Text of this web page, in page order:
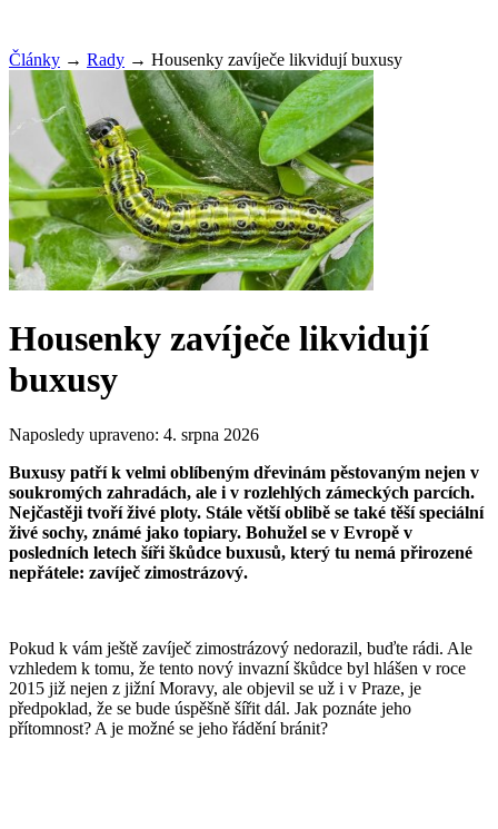
Články → Rady → Housenky zavíječe likvidují buxusy
Housenky zavíječe likvidují
buxusy
Naposledy upraveno: 4. srpna 2026
Buxusy patří k velmi oblíbeným dřevinám pěstovaným nejen v
soukromých zahradách, ale i v rozlehlých zámeckých parcích.
Nejčastěji tvoří živé ploty. Stále větší oblibě se také těší speciální
živé sochy, známé jako topiary. Bohužel se v Evropě v
posledních letech šíři škůdce buxusů, který tu nemá přirozené
nepřátele: zavíječ zimostrázový.
Pokud k vám ještě zavíječ zimostrázový nedorazil, buďte rádi. Ale
vzhledem k tomu, že tento nový invazní škůdce byl hlášen v roce
2015 již nejen z jižní Moravy, ale objevil se už i v Praze, je
předpoklad, že se bude úspěšně šířit dál. Jak poznáte jeho
přítomnost? A je možné se jeho řádění bránit?